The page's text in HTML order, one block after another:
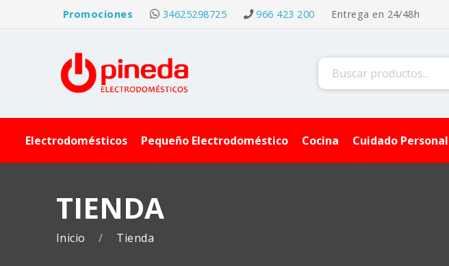
Promociones 34625298725 966 423 200 Entrega en 24/48h
Electrodomésticos Pequeño Electrodoméstico Cocina Cuidado Personal
TIENDA
Inicio Tienda